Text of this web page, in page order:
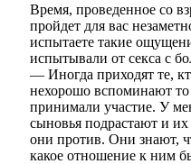
Время, проведенное со
пройдет для вас
испытаете такие
испытывали от секса с
— Иногда приходят те,
нехорошо вспоминают
принимали участие. У
сыновья подрастают и
они против. Они знают,
какое отношение к ним